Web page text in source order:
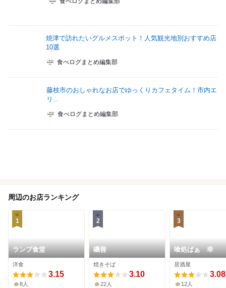
焼津で訪れたいグルメスポット！人気観光地別おすすめ店
10選
食べログまとめ編集部
藤枝市のおしゃれなお店でゆっくりカフェタイム！市内エ
リ...
食べログまとめ編集部
周辺のお店ランキング
1
ランプ食堂
洋食
3.15
8人
2
磯善
焼きそば
3.10
22人
3
喰処ばぁ 幸
居酒屋
3.08
12人